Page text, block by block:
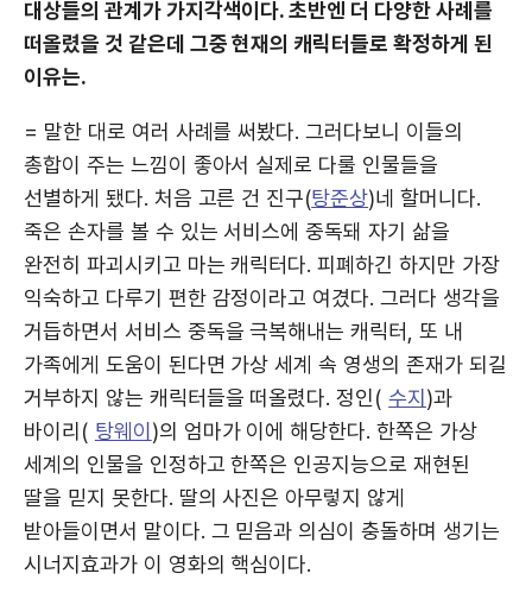
대상들의 관계가 가지각색이다. 초반엔 더 다양한 사례를
떠올렸을 것 같은데 그중 현재의 캐릭터들로 확정하게 된
이유는.
= 말한 대로 여러 사례를 써봤다. 그러다보니 이들의
총합이 주는 느낌이 좋아서 실제로 다룰 인물들을
선별하게 됐다. 처음 고른 건 진구(탕준상)네 할머니다.
죽은 손자를 볼 수 있는 서비스에 중독돼 자기 삶을
완전히 파괴시키고 마는 캐릭터다. 피폐하긴 하지만 가장
익숙하고 다루기 편한 감정이라고 여겼다. 그러다 생각을
거듭하면서 서비스 중독을 극복해내는 캐릭터, 또 내
가족에게 도움이 된다면 가상 세계 속 영생의 존재가 되길
거부하지 않는 캐릭터들을 떠올렸다. 정인( 수지 )과
바이리( 탕웨이 )의 엄마가 이에 해당한다. 한쪽은 가상
세계의 인물을 인정하고 한쪽은 인공지능으로 재현된
딸을 믿지 못한다. 딸의 사진은 아무렇지 않게
받아들이면서 말이다. 그 믿음과 의심이 충돌하며 생기는
시너지효과가 이 영화의 핵심이다.